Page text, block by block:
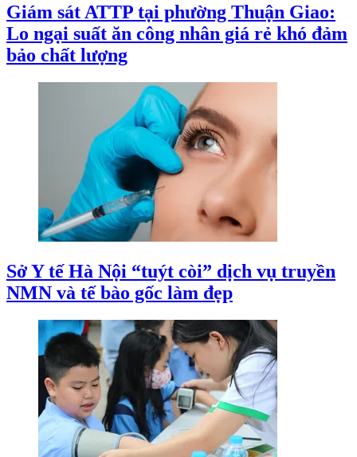
Giám sát ATTP tại phường Thuận Giao:
Lo ngại suất ăn công nhân giá rẻ khó đảm
bảo chất lượng
Sở Y tế Hà Nội “tuýt còi” dịch vụ truyền
NMN và tế bào gốc làm đẹp